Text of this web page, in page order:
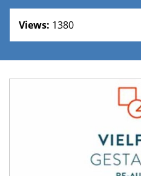
Views: 1380